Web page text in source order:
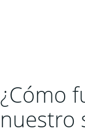
¿Cómo
nuestro